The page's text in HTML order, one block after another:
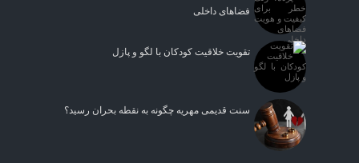
فضاهای داخلی
تقویت خلاقیت کودکان با لگو و پازل
سنت قدیمی مهریه چگونه به نقطه بحران رسید؟